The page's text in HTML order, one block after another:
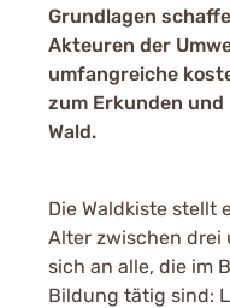
Grundlagen
Akteuren der
umfangreiche
zum Erkunden
Wald.
Die Waldkiste stellt
Alter zwischen
sich an alle, die im
Bildung tätig sind: